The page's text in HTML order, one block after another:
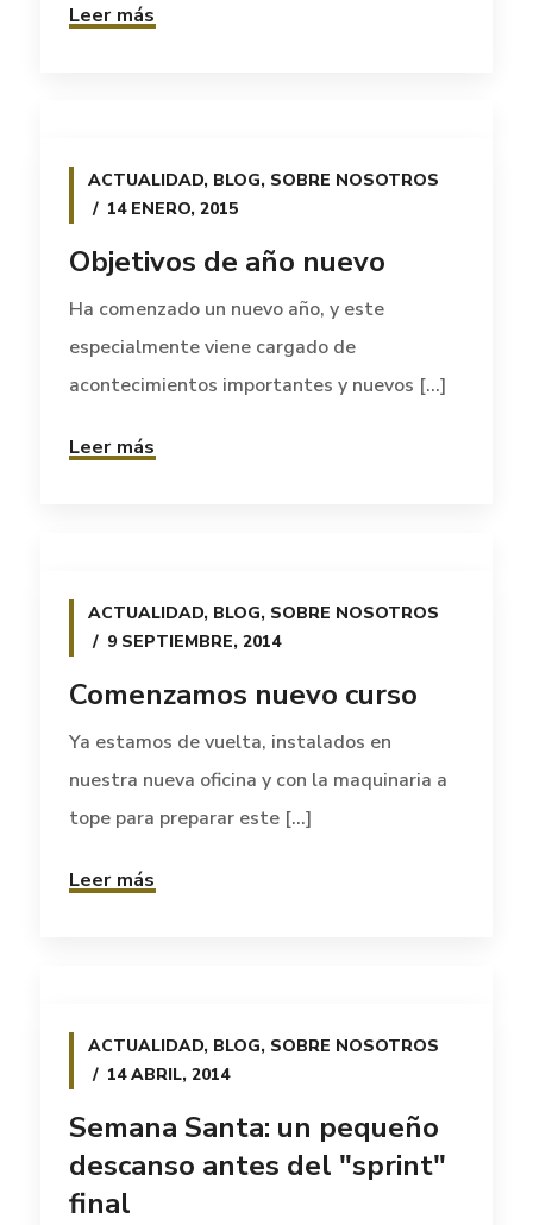
Leer más
ACTUALIDAD, BLOG, SOBRE NOSOTROS
14 ENERO, 2015
Objetivos de año nuevo
Ha comenzado un nuevo año, y este
especialmente viene cargado de
acontecimientos importantes y nuevos [...]
Leer más
ACTUALIDAD, BLOG, SOBRE NOSOTROS
9 SEPTIEMBRE, 2014
Comenzamos nuevo curso
Ya estamos de vuelta, instalados en
nuestra nueva oficina y con la maquinaria a
tope para preparar este [...]
Leer más
ACTUALIDAD, BLOG, SOBRE NOSOTROS
14 ABRIL, 2014
Semana Santa: un pequeño
descanso antes del "sprint"
final